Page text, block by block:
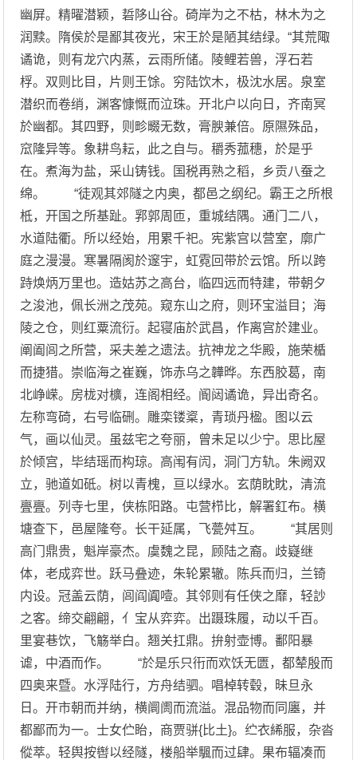
幽屏。精曜潜颖，硩陊山谷。碕岸为之不枯，林木为之
润黩。隋侯於是鄙其夜光，宋王於是陋其结绿。“其荒陬
谲诡，则有龙穴内蒸，云雨所储。陵鲤若兽，浮石若
桴。双则比目，片则王馀。穷陆饮木，极沈水居。泉室
潜织而卷绡，渊客慷慨而泣珠。开北户以向日，齐南冥
於幽都。其四野，则畛畷无数，膏腴兼倍。原隰殊品，
窊隆异等。象耕鸟耘，此之自与。穱秀菰穗，於是乎
在。煮海为盐，采山铸钱。国税再熟之稻，乡贡八蚕之
绵。 “徒观其郊隧之内奥，都邑之纲纪。霸王之所根
柢，开国之所基趾。郛郭周匝，重城结隅。通门二八，
水道陆衢。所以经始，用累千祀。宪紫宫以营室，廓广
庭之漫漫。寒暑隔阂於邃宇，虹霓回带於云馆。所以跨
跱焕炳万里也。造姑苏之高台，临四远而特建，带朝夕
之浚池，佩长洲之茂苑。窥东山之府，则环宝溢目；海
陵之仓，则红粟流衍。起寝庙於武昌，作离宫於建业。
阐阖闾之所营，采夫差之遗法。抗神龙之华殿，施荣楯
而捷猎。崇临海之崔巍，饰赤乌之韡晔。东西胶葛，南
北峥嵘。房栊对櫎，连阁相经。阍闼谲诡，异出奇名。
左称弯碕，右号临硎。雕栾镂楶，青琐丹楹。图以云
气，画以仙灵。虽兹宅之夸丽，曾未足以少宁。思比屋
於倾宫，毕结瑶而构琼。高闱有闶，洞门方轨。朱阙双
立，驰道如砥。树以青槐，亘以绿水。玄荫眈眈，清流
亹亹。列寺七里，侠栋阳路。屯营栉比，解署釭布。横
塘查下，邑屋隆夸。长干延属，飞甍舛互。 “其居则
高门鼎贵，魁岸豪杰。虞魏之昆，顾陆之裔。歧嶷继
体，老成弈世。跃马叠迹，朱轮累辙。陈兵而归，兰锜
内设。冠盖云荫，闾阎阗噎。其邻则有任侠之靡，轻訬
之客。缔交翩翩，亻宝从弈弈。出蹑珠履，动以千百。
里宴巷饮，飞觞举白。翘关扛鼎。拚射壶博。鄱阳暴
谑，中酒而作。 “於是乐只衎而欢饫无匮，都辇殷而
四奥来暨。水浮陆行，方舟结驷。唱棹转毂，昧旦永
日。开市朝而并纳，横阛阓而流溢。混品物而同廛，并
都鄙而为一。士女伫眙，商贾骈{比土}。纻衣絺服，杂沓
傱萃。轻舆按辔以经隧，楼船举颿而过肆。果布辐凑而